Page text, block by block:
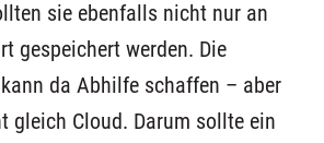
sie ebenfalls nicht nur an
gespeichert werden. Die
da Abhilfe schaffen – aber
gleich Cloud. Darum sollte ein